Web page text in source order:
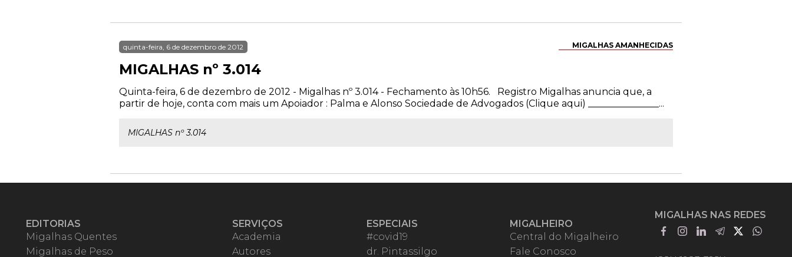
MIGALHAS AMANHECIDAS
quinta-feira, 6 de dezembro de 2012
MIGALHAS nº 3.014
Quinta-feira, 6 de dezembro de 2012 - Migalhas nº 3.014 - Fechamento às 10h56. Registro Migalhas anuncia que, a
partir de hoje, conta com mais um Apoiador : Palma e Alonso Sociedade de Advogados (Clique aqui) _______________...
MIGALHAS nº 3.014
EDITORIAS
Migalhas Quentes
Migalhas de Peso
SERVIÇOS
Academia
Autores
ESPECIAIS
#covid19
dr. Pintassilgo
MIGALHEIRO
Central do Migalheiro
Fale Conosco
MIGALHAS NAS REDES